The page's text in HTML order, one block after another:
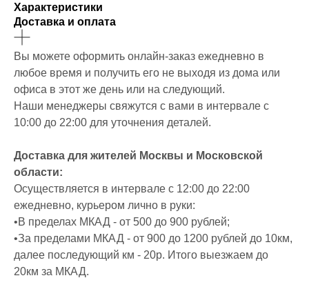
Характеристики
Доставка и оплата
Вы можете оформить онлайн-заказ ежедневно в
любое время и получить его не выходя из дома или
офиса в этот же день или на следующий.
Наши менеджеры свяжутся с вами в интервале с
10:00 до 22:00 для уточнения деталей.
Доставка для жителей Москвы и Московской
области:
Осуществляется в интервале с 12:00 до 22:00
ежедневно, курьером лично в руки:
•В пределах МКАД - от 500 до 900 рублей;
•За пределами МКАД - от 900 до 1200 рублей до 10км,
далее последующий км - 20р. Итого выезжаем до
20км за МКАД.